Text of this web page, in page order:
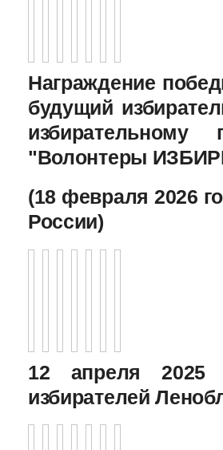
Награждение
будущий
"Волонтеры
(18 февраля 2026
России)
12 апреля 2025
избирателей